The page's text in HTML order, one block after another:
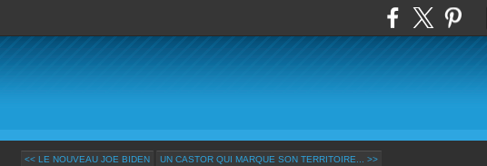
<< LE NOUVEAU JOE BIDEN UN CASTOR QUI MARQUE SON TERRITOIRE... >>